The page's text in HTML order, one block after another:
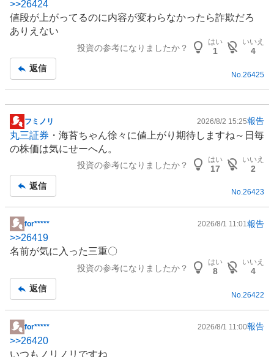
示
板
記
>>26424
値段が上がってるのに内容が変わらなかったら詐欺だろ
ありえない
投資の参考になりましたか？
はい
1
いいえ
4
返信
No. 26425
掲
示
板
フミノリ 2026/8/2 15:25報告
丸三証券 ・海苔ちゃん徐々に値上がり期待しますね～日毎
の株価は気にせーへん。
投資の参考になりましたか？
はい
17
いいえ
2
返信
No.26423
掲
示
板
for***** 2026/8/1 11:01報告
>>26419
名前が気に入った三重〇
投資の参考になりましたか？
はい
8
いいえ
4
返信
No. 26422
掲
示
for***** 2026/8/1 11:00報告
>>26420
いつもノリノリですね